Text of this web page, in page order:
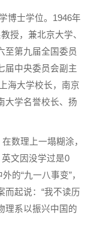
博士学位。1946年
授，兼北京大学、
至第九届全国委员
届中央委员会副主
海大学校长，南京
大学名誉校长、扬
数理上一塌糊涂，
文因没学过是0
的“九一八事变”，
而起说：“我不读历
理系以振兴中国的